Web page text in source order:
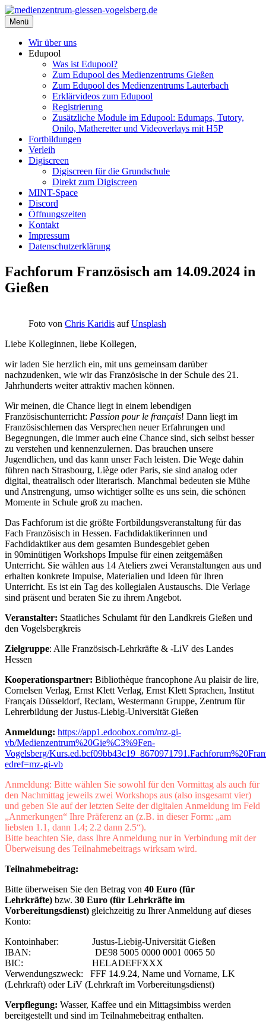
Zum
Inhalt
springen
medienzentrum-giessen-vogelsberg.de
Regionales Medienzentrum Gießen-Vogelsberg
Menü
Wir über uns
Edupool
Was ist Edupool?
Zum Edupool des Medienzentrums Gießen
Zum Edupool des Medienzentrums Lauterbach
Erklärvideos zum Edupool
Registrierung
Zusätzliche Module im Edupool: Edumaps, Tutory,
Onilo, Matheretter und Videoverlays mit H5P
Fortbildungen
Verleih
Digiscreen
Digiscreen für die Grundschule
Direkt zum Digiscreen
MINT-Space
Discord
Öffnungszeiten
Kontakt
Impressum
Datenschutzerklärung
Fachforum Französisch am 14.09.2024 in
Gießen
Foto von Chris Karidis aufUnsplash
Liebe Kolleginnen, liebe Kollegen,
wir laden Sie herzlich ein, mit uns gemeinsam darüber
nachzudenken, wie wir das Französische in der Schule des 21.
Jahrhunderts weiter attraktiv machen können.
Wir meinen, die Chance liegt in einem lebendigen
Französischunterricht: Passion pour le français! Dann liegt im
Französischlernen das Versprechen neuer Erfahrungen und
Begegnungen, die immer auch eine Chance sind, sich selbst besser
zu verstehen und kennenzulernen. Das brauchen unsere
Jugendlichen, und das kann unser Fach leisten. Die Wege dahin
führen nach Strasbourg, Liège oder Paris, sie sind analog oder
digital, theatralisch oder literarisch. Manchmal bedeuten sie Mühe
und Anstrengung, umso wichtiger sollte es uns sein, die schönen
Momente in Schule groß zu machen.
Das Fachforum ist die größte Fortbildungsveranstaltung für das
Fach Französisch in Hessen. Fachdidaktikerinnen und
Fachdidaktiker aus dem gesamten Bundesgebiet geben
in 90minütigen Workshops Impulse für einen zeitgemäßen
Unterricht. Sie wählen aus 14 Ateliers zwei Veranstaltungen aus und
erhalten konkrete Impulse, Materialien und Ideen für Ihren
Unterricht. Es ist ein Tag des kollegialen Austauschs. Die Verlage
sind präsent und beraten Sie zu ihrem Angebot.
Veranstalter: Staatliches Schulamt für den Landkreis Gießen und
den Vogelsbergkreis
Zielgruppe: Alle Französisch-Lehrkräfte & -LiV des Landes
Hessen
Kooperationspartner: Bibliothèque francophone Au plaisir de lire,
Cornelsen Verlag, Ernst Klett Verlag, Ernst Klett Sprachen, Institut
Français Düsseldorf, Reclam, Westermann Gruppe, Zentrum für
Lehrerbildung der Justus-Liebig-Universität Gießen
Anmeldung: https://app1.edoobox.com/mz-gi-
vb/Medienzentrum%20Gie%C3%9Fen-
Vogelsberg/
edref=mz-gi-vb
Anmeldung: Bitte wählen Sie sowohl für den Vormittag als auch für
den Nachmittag jeweils zwei Workshops aus (also insgesamt vier)
und geben Sie auf der letzten Seite der digitalen Anmeldung im Feld
„Anmerkungen“ Ihre Präferenz an (z.B. in dieser Form: „am
liebsten 1.1, dann 1.4; 2.2 dann 2.5“).
Bitte beachten Sie, dass Ihre Anmeldung nur in Verbindung mit der
Überweisung des Teilnahmebeitrags wirksam wird.
Teilnahmebeitrag:
Bitte überweisen Sie den Betrag von 40 Euro (für
Lehrkräfte) bzw. 30 Euro (für Lehrkräfte im
Vorbereitungsdienst) gleichzeitig zu Ihrer Anmeldung auf dieses
Konto:
Kontoinhaber: Justus-Liebig-Universität Gießen
IBAN: DE98 5005 0000 0001 0065 50
BIC: HELADEFFXXX
Verwendungszweck: FFF 14.9.24, Name und Vorname, LK
(Lehrkraft) oder LiV (Lehrkraft im Vorbereitungsdienst)
Verpflegung: Wasser, Kaffee und ein Mittagsimbiss werden
bereitgestellt und sind im Teilnahmebeitrag enthalten.